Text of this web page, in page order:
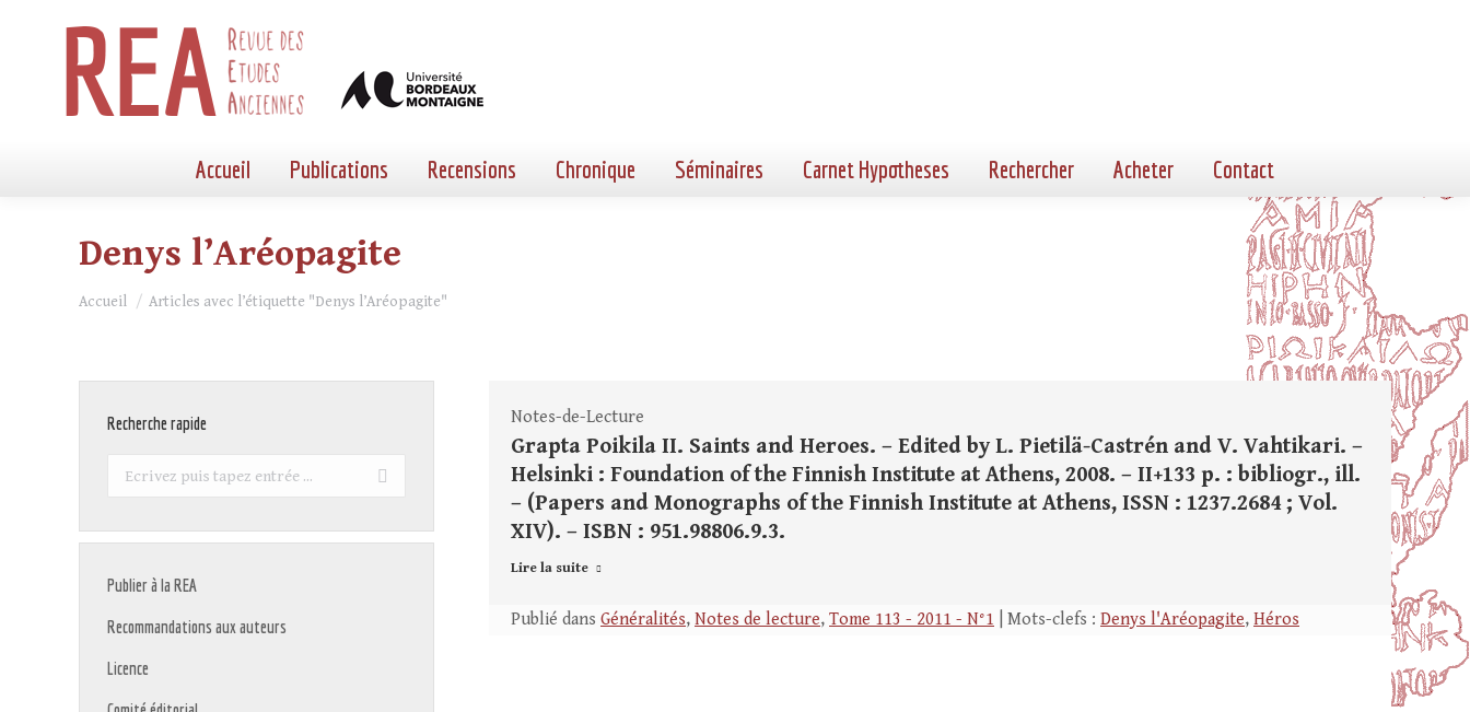
Accueil Publications Recensions Chronique Séminaires Carnet Hypotheses Rechercher Acheter Contact
Denys l’Aréopagite
Vous êtes ici :
Accueil Articles avec l’étiquette "Denys l’Aréopagite"
Notes-de-Lecture
Grapta Poikila II. Saints and Heroes. – Edited by L. Pietilä-Castrén and V. Vahtikari. –
Helsinki : Foundation of the Finnish Institute at Athens, 2008. – II+133 p. : bibliogr., ill.
– (Papers and Monographs of the Finnish Institute at Athens, ISSN : 1237.2684 ; Vol.
XIV). – ISBN : 951.98806.9.3.
Lire la suite
Publié dans Généralités, Notes de lecture, Tome 113 - 2011 - N°1 | Mots-clefs : Denys l'Aréopagite, Héros
Recherche rapide
Recherche
Publier à la REA
Recommandations aux auteurs
Licence